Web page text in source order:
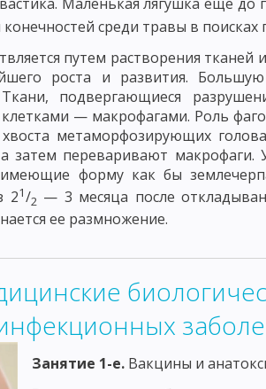
ПОЛУЧЕННЫЕ ИЗ ГРИБОВ И
МОРФОЛОГИЯ И ОСНОВНЫЕ СВОЙСТВА
ИСПОЛЬЗОВАНИЕ БАКТЕРИОФАГА
ФЕНОТИПИЧЕСКАЯ ИЗМЕНЧИВОСТЬ, ИЛИ
ТРАНСДУКЦИЯ
ПАТОГЕННОСТЬ И
ПРОЦЕСС УЧЕНИЕ ОБ
И ФАГОЦИТОЗ ГУМОРАЛЬНЫЕ
ИММУНИТЕТА МЕХАНИЗМ
ЗАБОЛЕВАНИЙ РЕАКЦИЯ
среди травы в поисках
путем растворения тканей
роста и развития.
подвергающиеся
— макрофагами. Роль
метаморфозирующих
затем переваривают макрофаги.
форму как бы
21/2 — 3 месяца после
ее размножение.
Занятие 1-е. Вакцины и